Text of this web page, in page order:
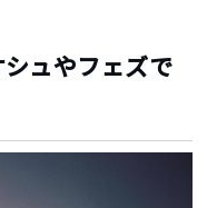
ュやフェズで